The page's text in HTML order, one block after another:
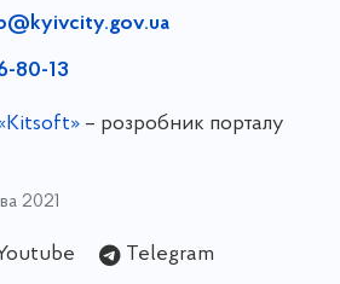
80-13
– розробник порталу
2021
Telegram